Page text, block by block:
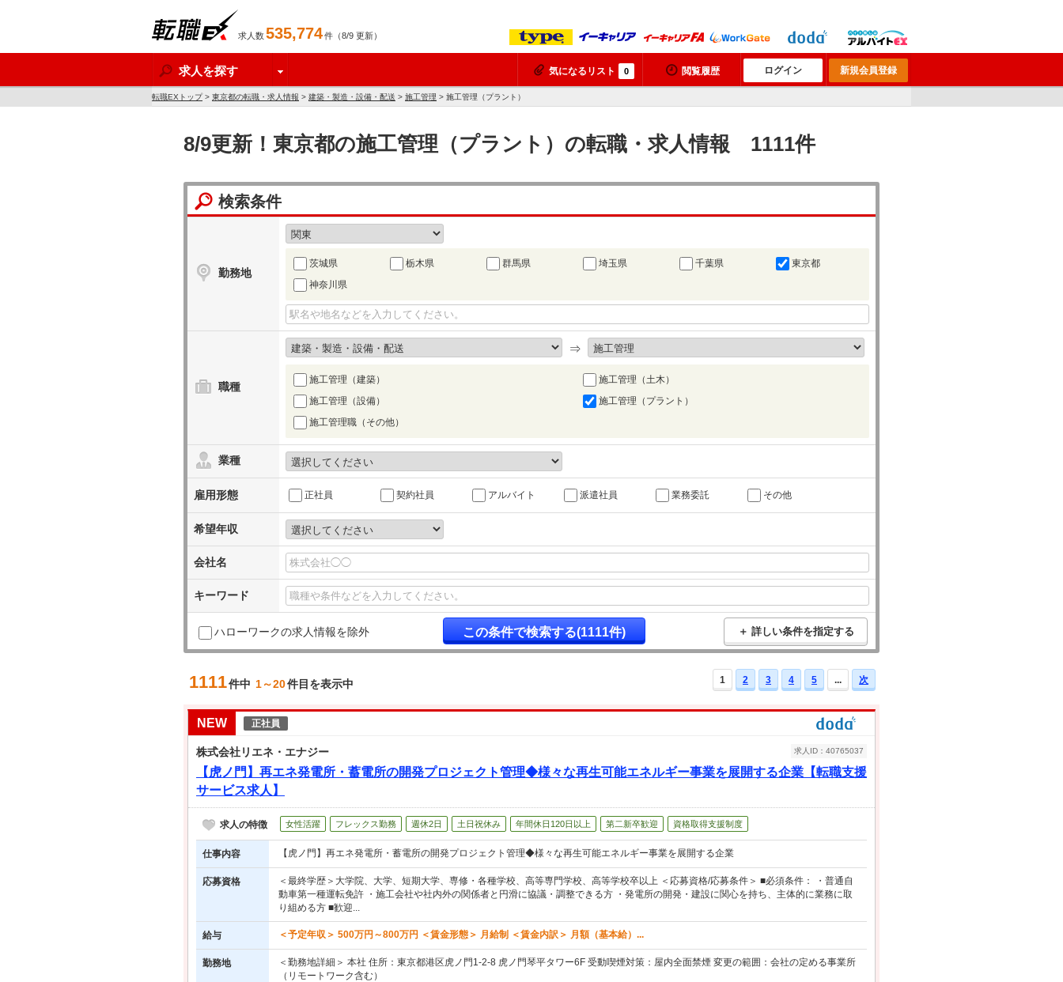
求人数535,774件（8/9 更新）
求人を探す 気になるリスト 0 閲覧履歴 ログイン 新規会員登録
転職EXトップ> 東京都の転職・求人情報 > 建築・製造・設備・配送 > 施工管理 > 施工管理（プラント）
8/9更新！東京都の施工管理（プラント）の転職・求人情報 1111件
検索条件
勤務地
茨城県 栃木県 群馬県 埼玉県 千葉県
東京都
神奈川県
職種
⇒
施工管理（建築）
施工管理（土木）
施工管理（設備）
施工管理（プラント）
施工管理職（その他）
業種
雇用形態 正社員 契約社員 アルバイト 派遣社員 業務委託 その他
希望年収
会社名
キーワード
ハローワークの求人情報を除外 ＋ 詳しい条件を指定する
1111件中 1～20件目を表示中 1 2 3 4 5 ... 次
NEW 正社員
株式会社リエネ・エナジー
【虎ノ門】再エネ発電所・蓄電所の開発プロジェクト管理◆様々な再生可能エネルギー事業を展開する企業【転職支援
サービス求人】
求人ID：40765037
求人の特徴 女性活躍 フレックス勤務 週休2日 土日祝休み 年間休日120日以上 第二新卒歓迎 資格取得支援制度
仕事内容 【虎ノ門】再エネ発電所・蓄電所の開発プロジェクト管理◆様々な再生可能エネルギー事業を展開する企業
応募資格
＜最終学歴＞大学院、大学、短期大学、専修・各種学校、高等専門学校、高等学校卒以上 ＜応募資格/応募条件＞ ■必須条件： ・普通自
動車第一種運転免許 ・施工会社や社内外の関係者と円滑に協議・調整できる方 ・発電所の開発・建設に関心を持ち、主体的に業務に取
り組める方 ■歓迎...
給与 ＜予定年収＞ 500万円～800万円 ＜賃金形態＞ 月給制 ＜賃金内訳＞ 月額（基本給）...
勤務地
＜勤務地詳細＞ 本社 住所：東京都港区虎ノ門1-2-8 虎ノ門琴平タワー6F 受動喫煙対策：屋内全面禁煙 変更の範囲：会社の定める事業所
（リモートワーク含む）